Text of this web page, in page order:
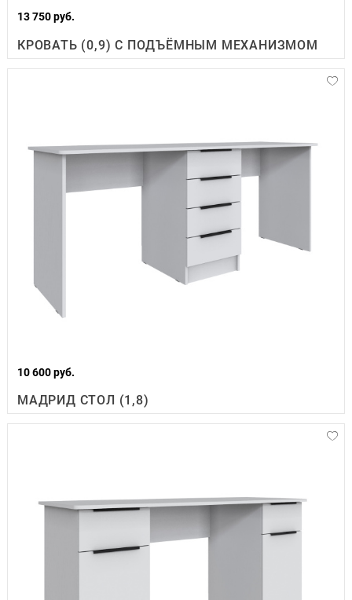
13 750 руб.
КРОВАТЬ (0,9) С ПОДЪЁМНЫМ МЕХАНИЗМОМ
10 600 руб.
МАДРИД СТОЛ (1,8)